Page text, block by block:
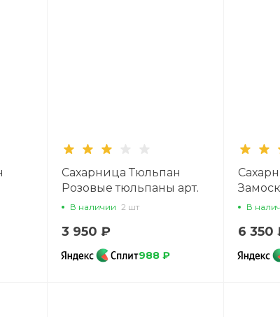
Сахарница Тюльпан
Розовые тюльпаны арт.
80.00030.00.1
В наличии 2 шт
3 950 ₽
988 ₽
В
6 350